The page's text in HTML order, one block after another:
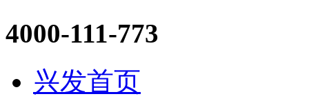
4000-111-773
兴发首页